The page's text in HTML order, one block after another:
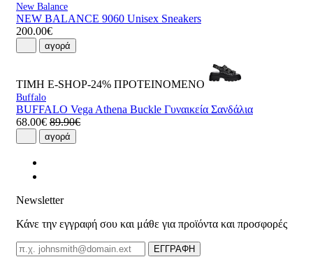
New Balance
NEW BALANCE 9060 Unisex Sneakers
200.00€
αγορά
ΤΙΜΗ E-SHOP-24% ΠΡΟΤΕΙΝΟΜΕΝΟ
Buffalo
BUFFALO Vega Athena Buckle Γυναικεία Σανδάλια
68.00€ 89.90€
αγορά
Newsletter
Κάνε την εγγραφή σου και μάθε για προϊόντα και προσφορές
Email
ΕΓΓΡΑΦΗ